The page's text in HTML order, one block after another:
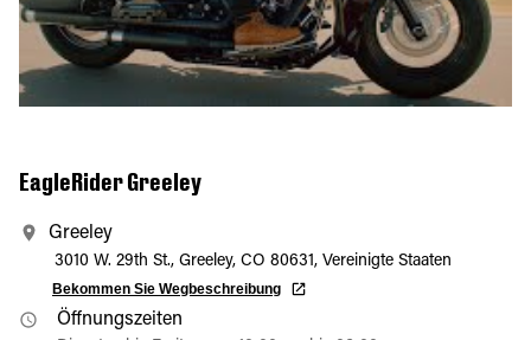
EagleRider Greeley
Greeley
3010 W. 29th St., Greeley, CO 80631, Vereinigte Staaten
Bekommen Sie Wegbeschreibung
Öffnungszeiten